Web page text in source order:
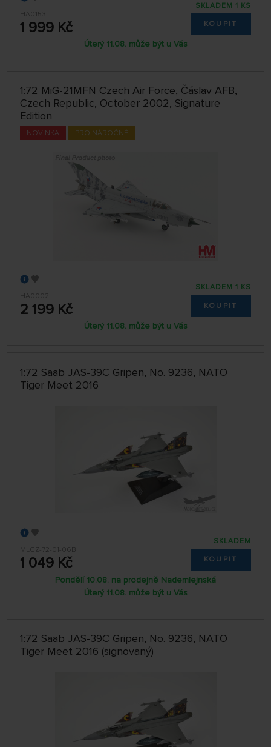
HA0153
1 999 Kč
SKLADEM 1 KS
KOUPIT
Úterý 11.08. může být u Vás
1:72 MiG-21MFN Czech Air Force, Čáslav AFB,
Czech Republic, October 2002, Signature
Edition
NOVINKA PRO NÁROČNÉ
HA0002
2 199 Kč
SKLADEM 1 KS
KOUPIT
Úterý 11.08. může být u Vás
1:72 Saab JAS-39C Gripen, No. 9236, NATO
Tiger Meet 2016
MLCZ-72-01-06B
1 049 Kč
SKLADEM
KOUPIT
Pondělí 10.08. na prodejně Nademlejnská
Úterý 11.08. může být u Vás
1:72 Saab JAS-39C Gripen, No. 9236, NATO
Tiger Meet 2016 (signovaný)